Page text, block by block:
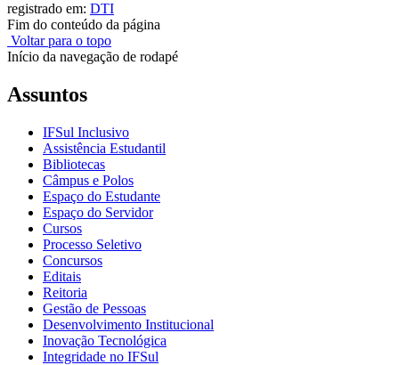
registrado em: DTI
Fim do conteúdo da página
Voltar para o topo
Início da navegação de rodapé
Assuntos
IFSul Inclusivo
Assistência Estudantil
Bibliotecas
Câmpus e Polos
Espaço do Estudante
Espaço do Servidor
Cursos
Processo Seletivo
Concursos
Editais
Reitoria
Gestão de Pessoas
Desenvolvimento Institucional
Inovação Tecnológica
Integridade no IFSul